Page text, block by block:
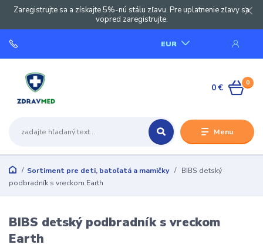
Zaregistrujte sa a získajte 5%-nú stálu zľavu. Pre uplatnenie zľavy sa
vopred zaregistrujte.
Menu
EUR
0
0 €
Sortiment pre deti, batoľatá a mamičky
BIBS detský
podbradník s vreckom Earth
BIBS detský podbradník s vreckom
Earth